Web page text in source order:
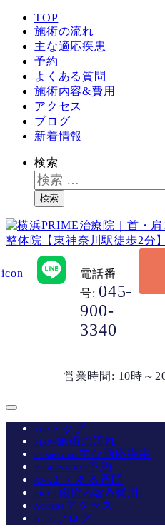
TOP
施術の流れ
主な適応疾患
予約
よくある質問
施術内容&費用
アクセス
ブログ
新着情報
検索
検索
電話番
号: 045-
900-
3340
営業時間: 10時～
TOP トップ
FLOW施術の流れ
SYMPTOMS主な適応疾患
RESERVATION予約
Q&A よくある質問
PRICE施術内容&費用
ACCESS アクセス
BLOGブログ